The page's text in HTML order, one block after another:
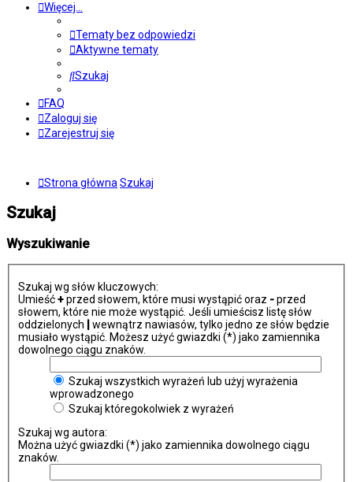
Więcej…
Tematy bez odpowiedzi
Aktywne tematy
Szukaj
FAQ
Zaloguj się
Zarejestruj się
Strona główna Szukaj
Szukaj
Wyszukiwanie
Szukaj wg słów kluczowych:
Umieść+przed słowem, które musi wystąpić oraz -przed
słowem, które nie może wystąpić. Jeśli umieścisz listę słów
oddzielonych
wewnątrz nawiasów, tylko jedno ze słów będzie
musiało wystąpić. Możesz użyć gwiazdki (*) jako zamiennika
dowolnego ciągu znaków.
Szukaj wszystkich wyrażeń lub użyj wyrażenia
wprowadzonego
Szukaj któregokolwiek z wyrażeń
Szukaj wg autora:
Można użyć gwiazdki (*) jako zamiennika dowolnego ciągu
znaków.